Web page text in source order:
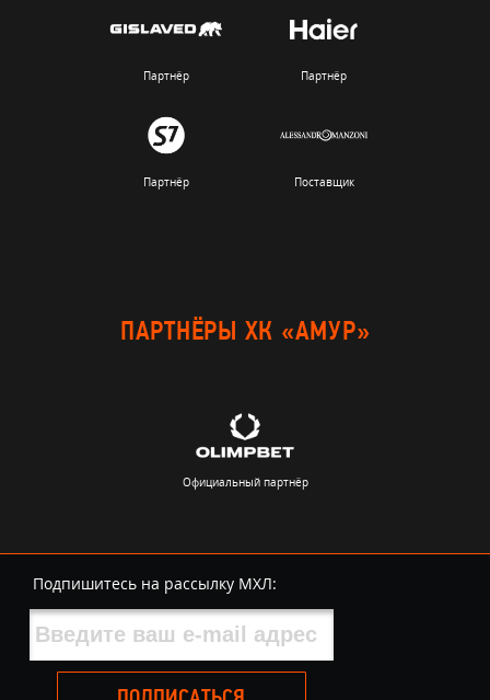
Партнёр Партнёр
Партнёр Поставщик
ПАРТНЁРЫ ХК «АМУР»
Официальный партнёр
Подпишитесь на рассылку МХЛ: